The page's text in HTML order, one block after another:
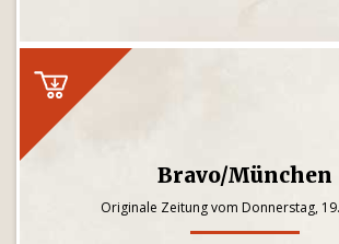
Bravo/München
Originale Zeitung vom Donnerstag,